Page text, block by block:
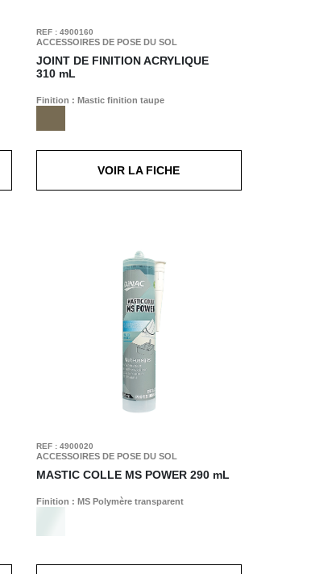
REF : 4900160
ACCESSOIRES DE POSE DU SOL
JOINT DE FINITION ACRYLIQUE
310 mL
Finition : Mastic finition taupe
VOIR LA FICHE
REF : 4900020
ACCESSOIRES DE POSE DU SOL
MASTIC COLLE MS POWER290 mL
Finition : MS Polymère transparent